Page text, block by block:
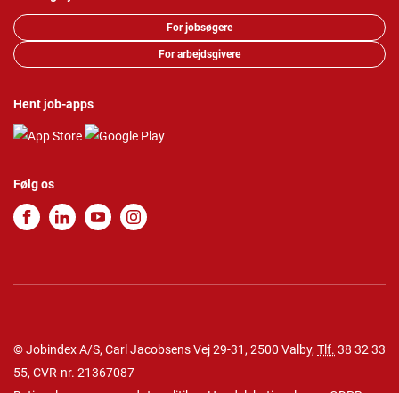
For jobsøgere
For arbejdsgivere
Hent job-apps
Følg os
© Jobindex A/S, Carl Jacobsens Vej 29-31, 2500 Valby, Tlf. 38 32 33
55, CVR-nr. 21367087